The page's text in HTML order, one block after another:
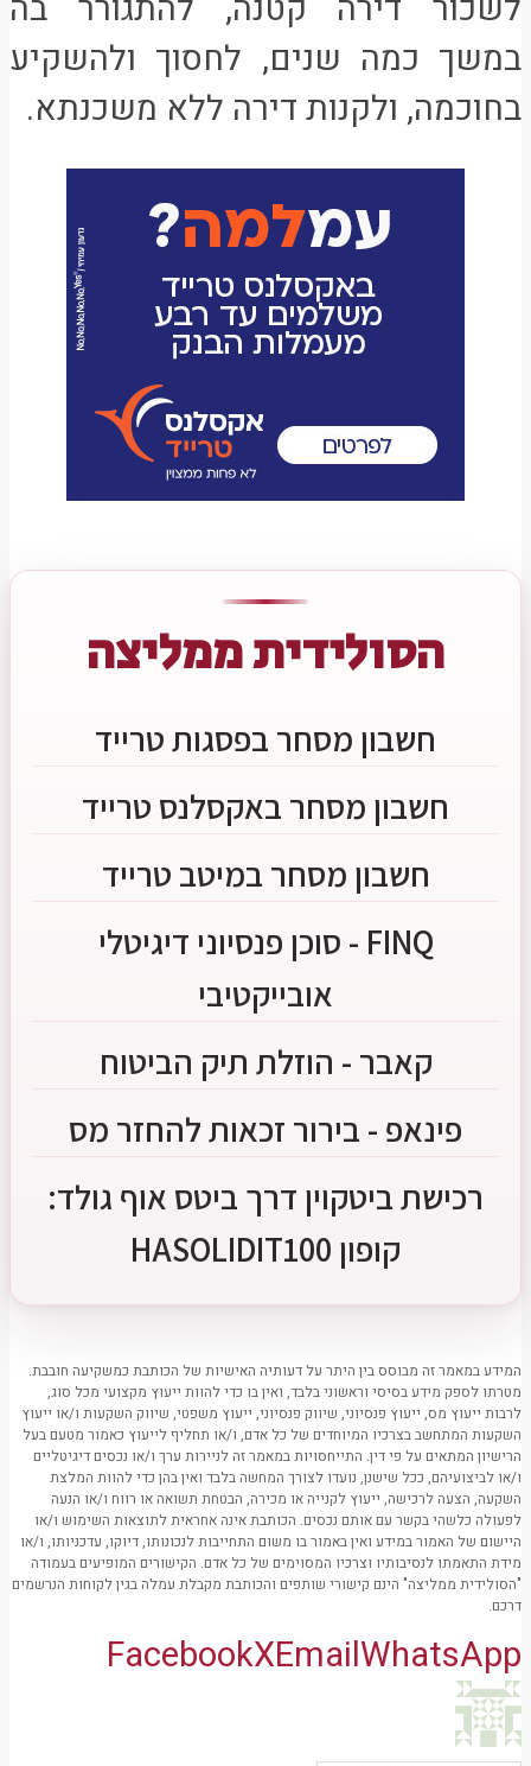
במשך כמה שנים, לחסוך ולהשקיע
בחוכמה, ולקנות דירה ללא משכנתא.
הסולידית ממליצה
חשבון מסחר בפסגות טרייד
חשבון מסחר באקסלנס טרייד
חשבון מסחר במיטב טרייד
FINQ - סוכן פנסיוני דיגיטלי
אובייקטיבי
קאבר - הוזלת תיק הביטוח
פינאפ - בירור זכאות להחזר מס
רכישת ביטקוין דרך ביטס אוף גולד:
קופון HASOLIDIT100
המידע במאמר זה מבוסס בין היתר על דעותיה האישיות של הכותבת כמשקיעה חובבת.
מטרתו לספק מידע בסיסי וראשוני בלבד, ואין בו כדי להוות ייעוץ מקצועי מכל סוג,
לרבות ייעוץ מס, ייעוץ פנסיוני, שיווק פנסיוני, ייעוץ משפטי, שיווק השקעות ו/או ייעוץ
השקעות המתחשב בצרכיו המיוחדים של כל אדם, ו/או תחליף לייעוץ כאמור מטעם בעל
הרישיון המתאים על פי דין. התייחסויות במאמר זה לניירות ערך ו/או נכסים דיגיטליים
ו/או לביצועיהם, ככל שישנן, נועדו לצורך המחשה בלבד ואין בהן כדי להוות המלצת
השקעה, הצעה לרכישה, ייעוץ לקנייה או מכירה, הבטחת תשואה או רווח ו/או הנעה
לפעולה כלשהי בקשר עם אותם נכסים. הכותבת אינה אחראית לתוצאות השימוש ו/או
היישום של האמור במידע ואין באמור בו משום התחייבות לנכונותו, דיוקו, עדכניותו, ו/או
מידת התאמתו לנסיבותיו וצרכיו המסוימים של כל אדם. הקישורים המופיעים בעמודה
"הסולידית ממליצה" הינם קישורי שותפים והכותבת מקבלת עמלה בגין לקוחות הנרשמים
דרכם.
FacebookXEmailWhatsApp